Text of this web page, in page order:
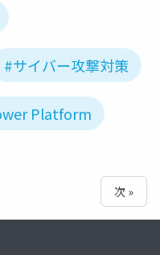
#サイバー攻撃対策
Platform
次 »